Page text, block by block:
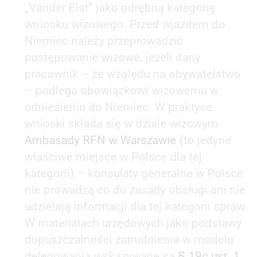
„Vander Elst” jako odrębną kategorię
wniosku wizowego. Przed wjazdem do
Niemiec należy przeprowadzić
postępowanie wizowe, jeżeli dany
pracownik – ze względu na obywatelstwo
– podlega obowiązkowi wizowemu w
odniesieniu do Niemiec. W praktyce
wnioski składa się w dziale wizowym
Ambasady RFN w Warszawie (to jedyne
właściwe miejsce w Polsce dla tej
kategorii) – konsulaty generalne w Polsce
nie prowadzą co do zasady obsługi ani nie
udzielają informacji dla tej kategorii spraw.
W materiałach urzędowych jako podstawy
dopuszczalności zatrudnienia w modelu